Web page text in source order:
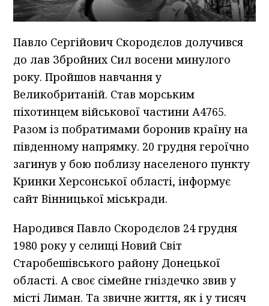
Павло Сергійович Скородєлов долучився
до лав Збройних Сил восени минулого
року. Пройшов навчання у
Великобританій. Став морським
піхотинцем військової частини А4765.
Разом із побратимами боронив країну на
південному напрямку. 20 грудня героїчно
загинув у бою поблизу населеного пункту
Кринки Херсонської області, інформує
сайт Вінницької міськради.
Народився Павло Скородєлов 24 грудня
1980 року у селищі Новий Світ
Старобешівського району Донецької
області. А своє сімейне гніздечко звив у
місті Лиман. Та звичне життя, як і у тисяч